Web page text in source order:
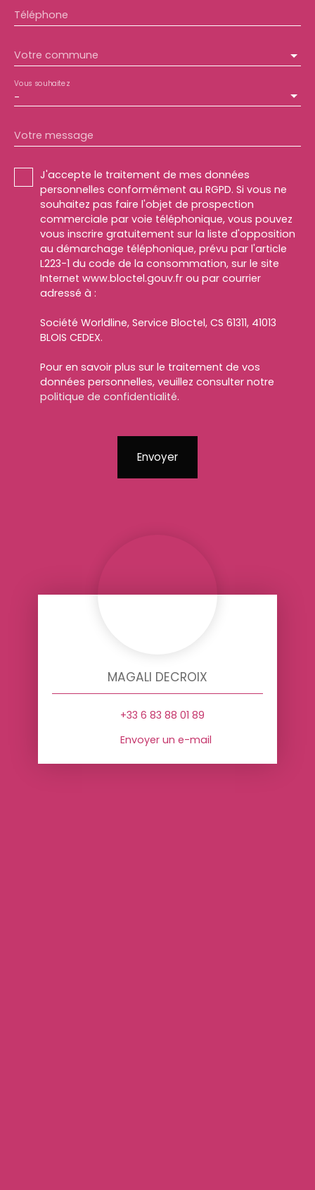
Téléphone
Votre commune
-
Vous souhaitez
Votre message
J'accepte le traitement de mes données
personnelles conformément au RGPD. Si vous ne
souhaitez pas faire l'objet de prospection
commerciale par voie téléphonique, vous pouvez
vous inscrire gratuitement sur la liste d'opposition
au démarchage téléphonique, prévu par l'article
L223-1 du code de la consommation, sur le site
Internet www.bloctel.gouv.fr ou par courrier
adressé à :
Société Worldline, Service Bloctel, CS 61311, 41013
BLOIS CEDEX.
Pour en savoir plus sur le traitement de vos
données personnelles, veuillez consulter notre
politique de confidentialité.
Envoyer
MAGALI DECROIX
+33 6 83 88 01 89
Envoyer un e-mail